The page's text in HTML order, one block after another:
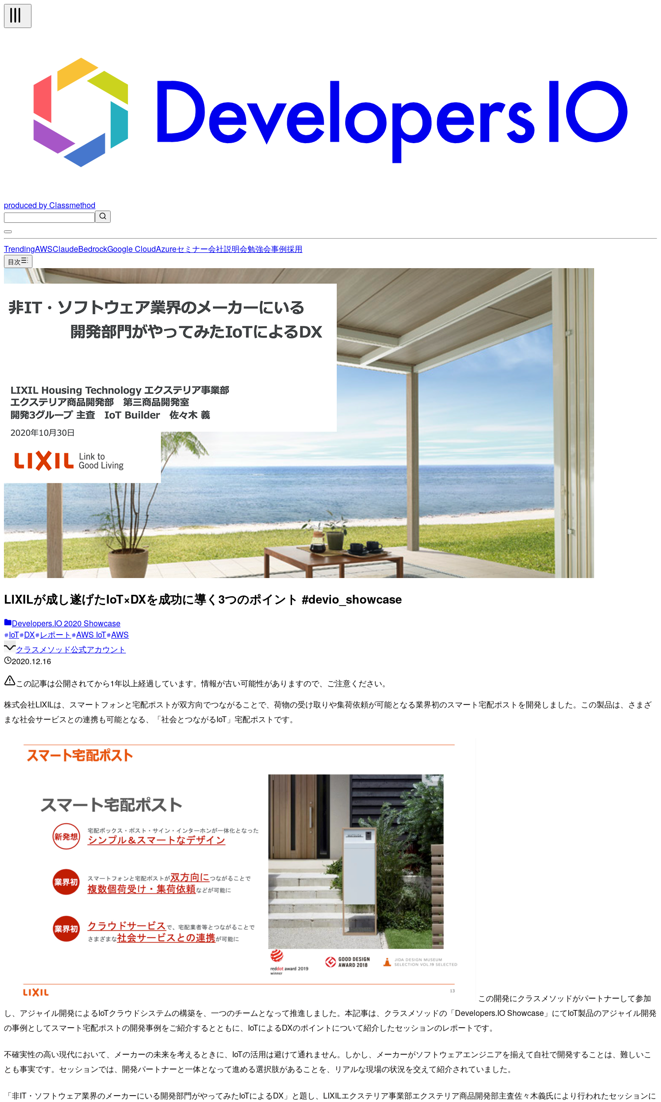
produced by Classmethod
TrendingAWSClaudeBedrockGoogle CloudAzureセミナー会社説明会勉強会事例採用
目次
LIXILが成し遂げたIoT×DXを成功に導く3つのポイント #devio_showcase
Developers.IO 2020 Showcase
IoT DX レポート AWS IoT AWS
クラスメソッド公式アカウント
2020.12.16
この記事は公開されてから1年以上経過しています。情報が古い可能性がありますので、ご注意ください。
株式会社LIXILは、スマートフォンと宅配ポストが双方向でつながることで、荷物の受け取りや集荷依頼が可能となる業界初のスマート宅配ポストを開発しました。この製品は、さまざ
まな社会サービスとの連携も可能となる、「社会とつながるIoT」宅配ポストです。
この開発にクラスメソッドがパートナーして参加
し、アジャイル開発によるIoTクラウドシステムの構築を、一つのチームとなって推進しました。本記事は、クラスメソッドの「Developers.IO Showcase」にてIoT製品のアジャイル開発
の事例としてスマート宅配ポストの開発事例をご紹介するとともに、IoTによるDXのポイントについて紹介したセッションのレポートです。
不確実性の高い現代において、メーカーの未来を考えるときに、IoTの活用は避けて通れません。しかし、メーカーがソフトウェアエンジニアを揃えて自社で開発することは、難しいこ
とも事実です。セッションでは、開発パートナーと一体となって進める選択肢があることを、リアルな現場の状況を交えて紹介されていました。
「非IT・ソフトウェア業界のメーカーにいる開発部門がやってみたIoTによるDX」と題し、LIXILエクステリア事業部エクステリア商品開発部主査佐々木義氏により行われたセッションに